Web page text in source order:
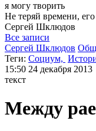
я могу творить
Не теряй времени,
Сергей Шклюдов
Все записи
Сергей Шклюдов
Теги: Социум,
15:50 24 декабря 2013
текст
Между